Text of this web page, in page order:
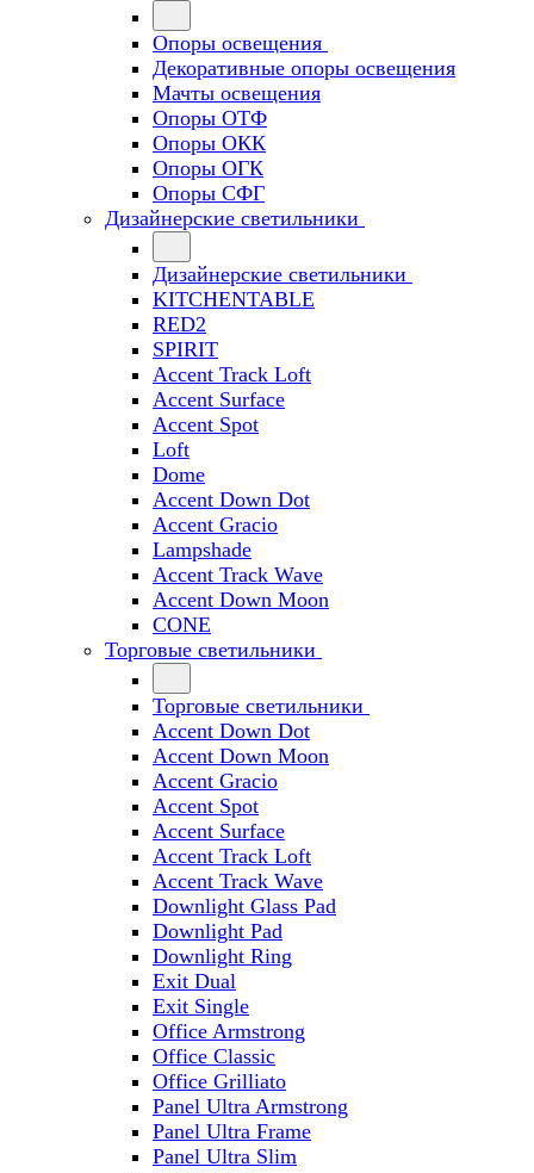
Опоры освещения
Декоративные опоры освещения
Мачты освещения
Опоры ОТФ
Опоры ОКК
Опоры ОГК
Опоры СФГ
Дизайнерские светильники
Дизайнерские светильники
KITCHENTABLE
RED2
SPIRIT
Accent Track Loft
Accent Surface
Accent Spot
Loft
Dome
Accent Down Dot
Accent Gracio
Lampshade
Accent Track Wave
Accent Down Moon
CONE
Торговые светильники
Торговые светильники
Accent Down Dot
Accent Down Moon
Accent Gracio
Accent Spot
Accent Surface
Accent Track Loft
Accent Track Wave
Downlight Glass Pad
Downlight Pad
Downlight Ring
Exit Dual
Exit Single
Office Armstrong
Office Classic
Office Grilliato
Panel Ultra Armstrong
Panel Ultra Frame
Panel Ultra Slim